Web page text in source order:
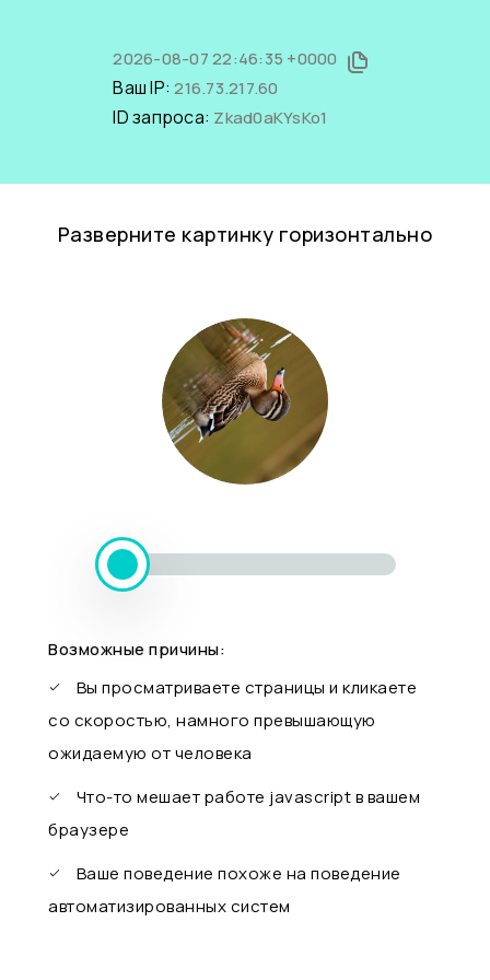
2026-08-07 22:46:35 +0000
Ваш IP:216.73.217.60
ID запроса: Zkad0aKYsKo1
Разверните картинку горизонтально
Возможные причины:
Вы просматриваете страницы и кликаете
со скоростью, намного превышающую
ожидаемую от человека
Что-то мешает работе javascript в вашем
браузере
Ваше поведение похоже на поведение
автоматизированных систем